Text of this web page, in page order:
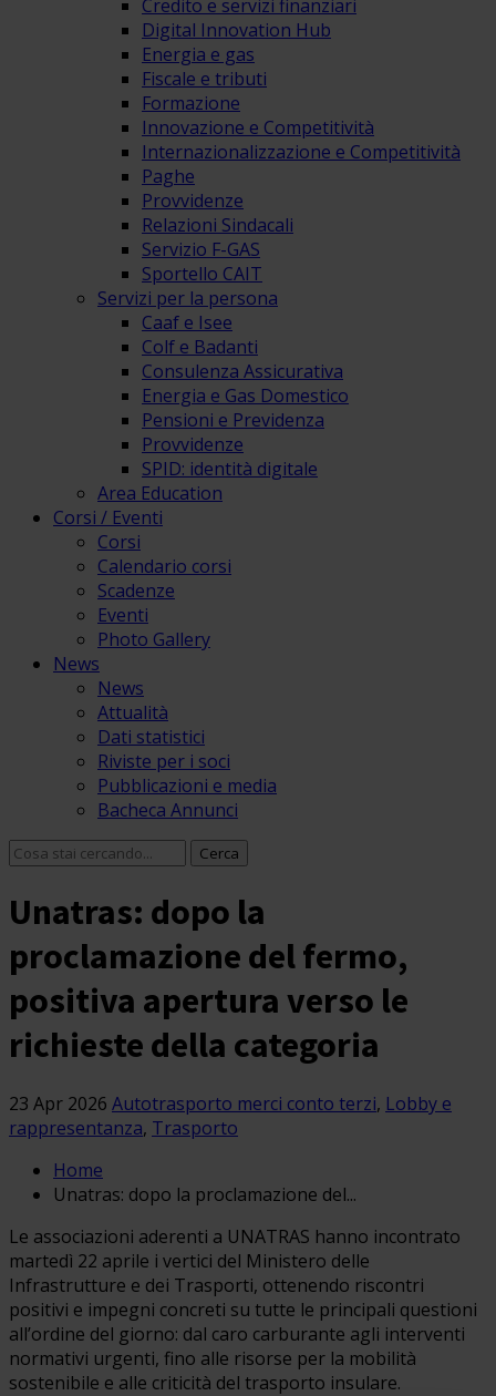
Credito e servizi finanziari
Digital Innovation Hub
Energia e gas
Fiscale e tributi
Formazione
Innovazione e Competitività
Internazionalizzazione e Competitività
Paghe
Provvidenze
Relazioni Sindacali
Servizio F-GAS
Sportello CAIT
Servizi per la persona
Caaf e Isee
Colf e Badanti
Consulenza Assicurativa
Energia e Gas Domestico
Pensioni e Previdenza
Provvidenze
SPID: identità digitale
Area Education
Corsi / Eventi
Corsi
Calendario corsi
Scadenze
Eventi
Photo Gallery
News
News
Attualità
Dati statistici
Riviste per i soci
Pubblicazioni e media
Bacheca Annunci
Unatras: dopo la
proclamazione del fermo,
positiva apertura verso le
richieste della categoria
23 Apr 2026 Autotrasporto merci conto terzi, Lobby e
rappresentanza, Trasporto
Home
Unatras: dopo la proclamazione del...
Le associazioni aderenti a UNATRAS hanno incontrato
martedì 22 aprile i vertici del Ministero delle
Infrastrutture e dei Trasporti, ottenendo riscontri
positivi e impegni concreti su tutte le principali questioni
all’ordine del giorno: dal caro carburante agli interventi
normativi urgenti, fino alle risorse per la mobilità
sostenibile e alle criticità del trasporto insulare.